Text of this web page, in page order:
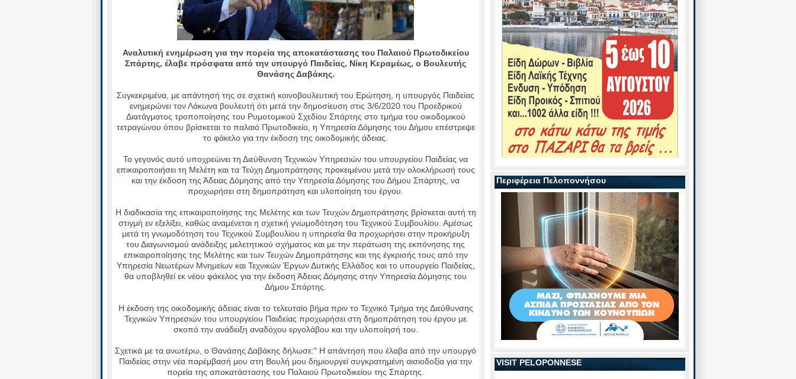
Περιφέρεια Πελοποννήσου
VISIT PELOPONNESE
Αναλυτική ενημέρωση για την πορεία της αποκατάστασης του Παλαιού Πρωτοδικείου
Σπάρτης, έλαβε πρόσφατα από την υπουργό Παιδείας, Νίκη Κεραμέως, ο Βουλευτής
Θανάσης Δαβάκης.
Συγκεκριμένα, με απάντησή της σε σχετική κοινοβουλευτική του Ερώτηση, η υπουργός Παιδείας
ενημερώνει τον Λάκωνα βουλευτή ότι μετά την δημοσίευση στις 3/6/2020 του Προεδρικού
Διατάγματος τροποποίησης του Ρυμοτομικού Σχεδίου Σπάρτης στο τμήμα του οικοδομικού
τετραγώνου όπου βρίσκεται το παλαιό Πρωτοδικείο, η Υπηρεσία Δόμησης του Δήμου επέστρεψε
το φάκελο για την έκδοση της οικοδομικής άδειας.
Το γεγονός αυτό υποχρεώνει τη Διεύθυνση Τεχνικών Υπηρεσιών του υπουργείου Παιδείας να
επικαιροποιήσει τη Μελέτη και τα Τεύχη Δημοπράτησης προκειμένου μετά την ολοκλήρωσή τους
και την έκδοση της Άδειας Δόμησης από την Υπηρεσία Δόμησης του Δήμου Σπάρτης, να
προχωρήσει στη δημοπράτηση και υλοποίηση του έργου.
Η διαδικασία της επικαιροποίησης της Μελέτης και των Τευχών Δημοπράτησης βρίσκεται αυτή τη
στιγμή εν εξελίξει, καθώς αναμένεται η σχετική γνωμοδότηση του Τεχνικού Συμβουλίου. Αμέσως
μετά τη γνωμοδότηση του Τεχνικού Συμβουλίου η υπηρεσία θα προχωρήσει στην προκήρυξη
του Διαγωνισμού ανάδειξης μελετητικού σχήματος και με την περάτωση της εκπόνησης της
επικαιροποίησης της Μελέτης και των Τευχών Δημοπράτησης και της έγκρισής τους από την
Υπηρεσία Νεωτέρων Μνημείων και Τεχνικών Έργων Δυτικής Ελλάδος και το υπουργείο Παιδείας,
θα υποβληθεί εκ νέου φάκελος για την έκδοση Άδειας Δόμησης στην Υπηρεσία Δόμησης του
Δήμου Σπάρτης.
Η έκδοση της οικοδομικής άδειας είναι το τελευταίο βήμα πριν το Τεχνικό Τμήμα της Διεύθυνσης
Τεχνικών Υπηρεσιών του υπουργείου Παιδείας προχωρήσει στη δημοπράτηση του έργου με
σκοπό την ανάδειξη αναδόχου εργολάβου και την υλοποίησή του.
Σχετικά με τα ανωτέρω, ο Θανάσης Δαβάκης δήλωσε:" Η απάντηση που έλαβα από την υπουργό
Παιδείας στην νέα παρέμβασή μου στη Βουλή μου δημιουργεί συγκρατημένη αισιοδοξία για την
πορεία της αποκατάστασης του Παλαιού Πρωτοδικείου της Σπάρτης.